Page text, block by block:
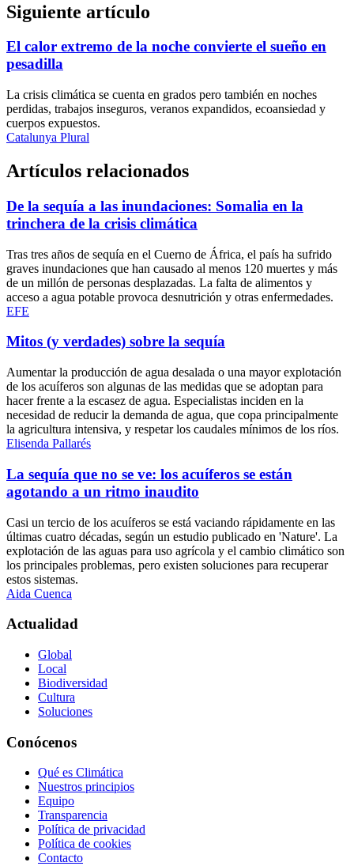
Siguiente artículo
El calor extremo de la noche convierte el sueño en
pesadilla
La crisis climática se cuenta en grados pero también en noches
perdidas, trabajos inseguros, veranos expandidos, ecoansiedad y
cuerpos expuestos.
Catalunya Plural
Artículos relacionados
De la sequía a las inundaciones: Somalia en la
trinchera de la crisis climática
Tras tres años de sequía en el Cuerno de África, el país ha sufrido
graves inundaciones que han causado al menos 120 muertes y más
de un millón de personas desplazadas. La falta de alimentos y
acceso a agua potable provoca desnutrición y otras enfermedades.
EFE
Mitos (y verdades) sobre la sequía
Aumentar la producción de agua desalada o una mayor explotación
de los acuíferos son algunas de las medidas que se adoptan para
hacer frente a la escasez de agua. Especialistas inciden en la
necesidad de reducir la demanda de agua, que copa principalmente
la agricultura intensiva, y respetar los caudales mínimos de los ríos.
Elisenda Pallarés
La sequía que no se ve: los acuíferos se están
agotando a un ritmo inaudito
Casi un tercio de los acuíferos se está vaciando rápidamente en las
últimas cuatro décadas, según un estudio publicado en 'Nature'. La
explotación de las aguas para uso agrícola y el cambio climático son
los principales problemas, pero existen soluciones para recuperar
estos sistemas.
Aida Cuenca
Actualidad
Global
Local
Biodiversidad
Cultura
Soluciones
Conócenos
Qué es Climática
Nuestros principios
Equipo
Transparencia
Política de privacidad
Política de cookies
Contacto